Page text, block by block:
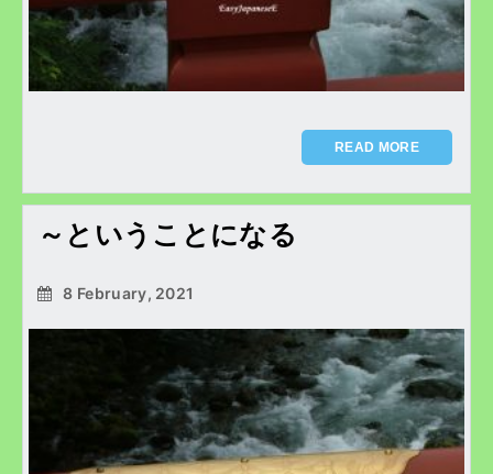
READ MORE
～ということになる
8 February, 2021